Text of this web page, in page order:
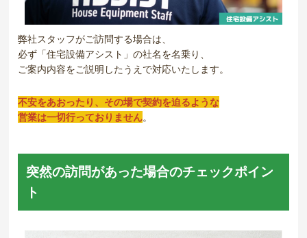
弊社スタッフがご訪問する場合は、
必ず「住宅設備アシスト」の社名を名乗り、
ご案内内容をご説明したうえで対応いたします。
不安をあおったり、その場で契約を迫るような
営業は一切行っておりません。
突然の訪問があった場合のチェックポイン
ト